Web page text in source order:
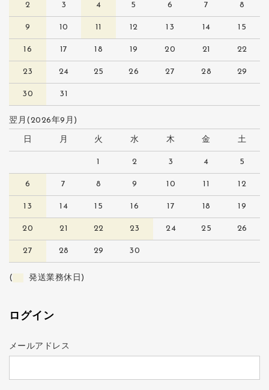
2 3 4 5 6 7 8
9 10 11 12 13 14 15
16 17 18 19 20 21 22
23 24 25 26 27 28 29
30 31
翌月(2026年9月)
日 月 火 水 木 金 土
1 2 3 4 5
6 7 8 9 10 11 12
13 14 15 16 17 18 19
20 21 22 23 24 25 26
27 28 29 30
( 発送業務休日)
ログイン
メールアドレス